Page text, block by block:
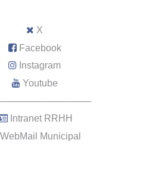
X
Facebook
Instagram
Youtube
Intranet RRHH
WebMail Municipal